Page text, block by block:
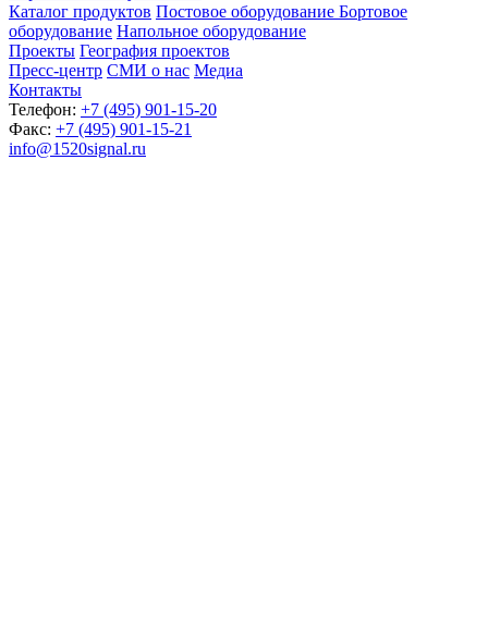
Каталог продуктов Постовое оборудование Бортовое
оборудование Напольное оборудование
Проекты География проектов
Пресс-центр СМИ о нас Медиа
Контакты
Телефон: +7 (495) 901-15-20
Факс: +7 (495) 901-15-21
info@1520signal.ru